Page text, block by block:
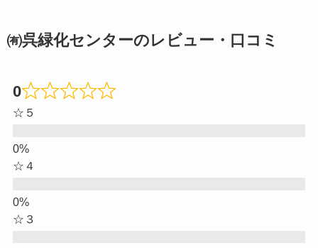
㈲呉緑化センターのレビュー・口コミ
0
☆５
☆４
☆３